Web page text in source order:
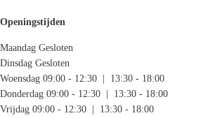
Openingstijden
Maandag Gesloten
Dinsdag Gesloten
Woensdag 09:00 - 12:30 | 13:30 - 18:00
Donderdag 09:00 - 12:30 | 13:30 - 18:00
Vrijdag 09:00 - 12:30 | 13:30 - 18:00